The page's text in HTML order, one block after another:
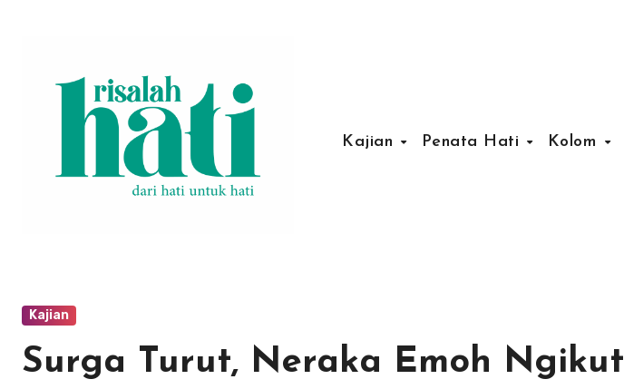
Kajian Penata Hati Kolom
Kajian
Surga Turut, Neraka Emoh Ngikut